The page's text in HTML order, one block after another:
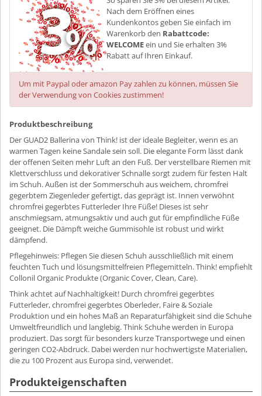
Nach dem Eröffnen eines
Kundenkontos geben Sie einfach im
Warenkorb den Rabattcode:
WELCOMEein und Sie erhalten 3%
Rabatt auf Ihren Einkauf.
Um mit Paypal oder amazon Pay zahlen zu können, müssen Sie
der Verwendung von Cookies zustimmen!
Produktbeschreibung
Der GUAD2 Ballerina von Think! ist der ideale Begleiter, wenn es an
warmen Tagen keine Sandale sein soll. Die elegante Form lässt dank
der offenen Seiten mehr Luft an den Fuß. Der verstellbare Riemen mit
Klettverschluss und dekorativer Schnalle sorgt zudem für festen Halt
im Schuh. Außen ist der Sommerschuh aus weichem, chromfrei
gegerbtem Ziegenleder gefertigt, das geprägt ist. Innen verwöhnt
chromfrei gegerbtes Futterleder Ihre Füße! Dieses ist sehr
anschmiegsam, atmungsaktiv und auch gut für empfindliche Füße
geeignet. Die Dämpft weiche Gummisohle ist robust und wirkt
dämpfend.
Pflegehinweis: Pflegen Sie diesen Schuh ausschließlich mit einem
feuchten Tuch und lösungsmittelfreien Pflegemitteln. Think! empfiehlt
Collonil Organic Produkte (Organic Cover, Clean, Care).
Think achtet auf Nachhaltigkeit! Durch chromfrei gegerbtes
Futterleder, chromfrei gegerbtes Oberleder, Faire & Soziale
Produktion und ein hohes Maß an Reparaturfähigkeit sind die Schuhe
Umweltfreundlich und langlebig. Think Schuhe werden in Europa
produziert. Das sorgt für besonders kurze Transportwege und einen
geringen CO2-Abdruck. Dabei werden nur hochwertigste Materialien,
die zu 100 Prozent aus Europa sind, verwendet.
Produkteigenschaften